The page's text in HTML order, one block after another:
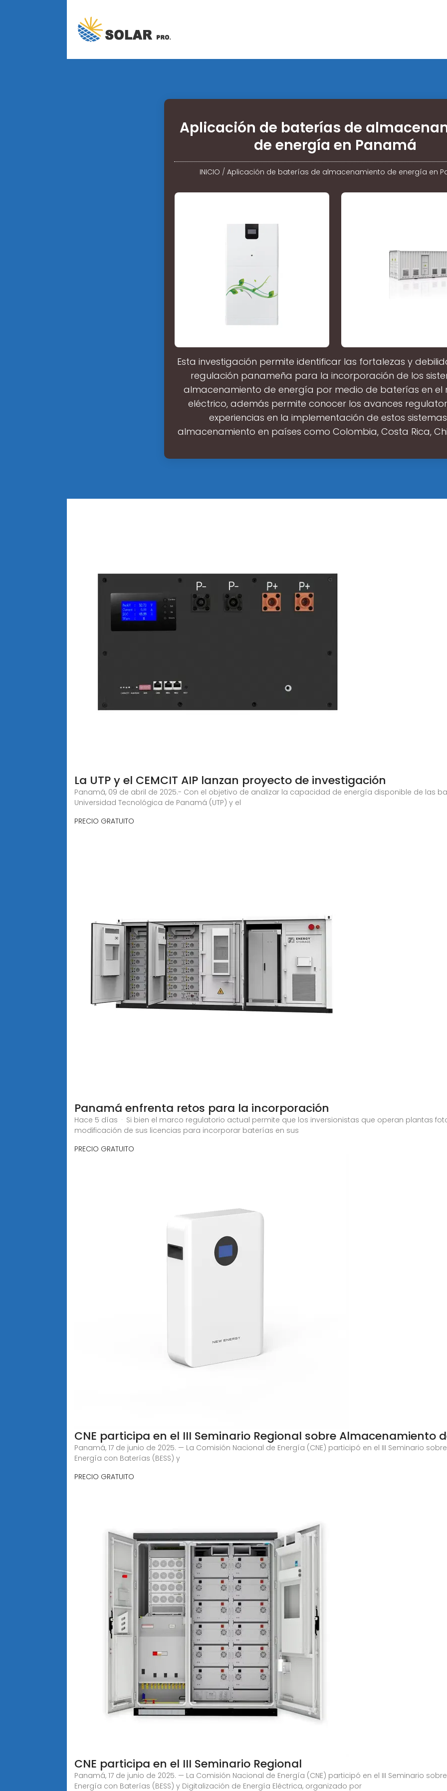
Aplicación de baterías de
de energía en Panamá
INICIO / Aplicación de baterías de almacenamiento de energía en
Esta investigación permite identificar las fortalezas y
regulación panameña para la incorporación de los
almacenamiento de energía por medio de baterías en el
eléctrico, además permite conocer los avances
experiencias en la implementación de estos
almacenamiento en países como Colombia, Costa Rica,
La UTP y el CEMCIT AIP lanzan proyecto de investigación
Panamá, 09 de abril de 2025.- Con el objetivo de analizar la capacidad de energía disponible de las
Universidad Tecnológica de Panamá (UTP) y el
PRECIO GRATUITO
Panamá enfrenta retos para la incorporación
Hace 5 días · Si bien el marco regulatorio actual permite que los inversionistas que operan plantas
modificación de sus licencias para incorporar baterías en sus
PRECIO GRATUITO
CNE participa en el III Seminario Regional sobre Almacenamiento
Panamá, 17 de junio de 2025. — La Comisión Nacional de Energía (CNE) participó en el III Seminario
Energía con Baterías (BESS) y
PRECIO GRATUITO
CNE participa en el III Seminario Regional
Panamá, 17 de junio de 2025. — La Comisión Nacional de Energía (CNE) participó en el III Seminario
Energía con Baterías (BESS) y Digitalización de Energía Eléctrica, organizado por